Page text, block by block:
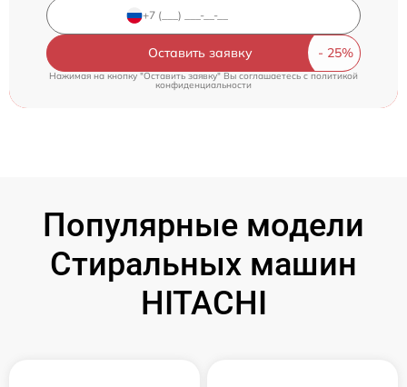
Оставить заявку
Нажимая на кнопку "Оставить заявку" Вы соглашаетесь cполитикой
конфиденциальности
Популярные модели
Стиральных машин
HITACHI